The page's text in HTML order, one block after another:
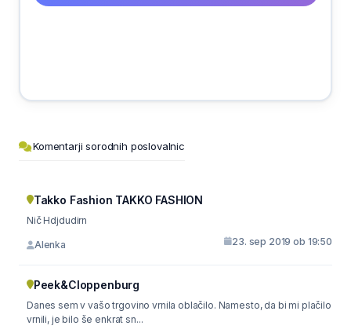
Komentarji sorodnih poslovalnic
Takko Fashion TAKKO FASHION
Nič Hdjdudirn
Alenka 23. sep 2019 ob 19:50
Peek&Cloppenburg
Danes sem v vašo trgovino vrnila oblačilo. Namesto, da bi mi plačilo
vrnili, je bilo še enkrat sn...